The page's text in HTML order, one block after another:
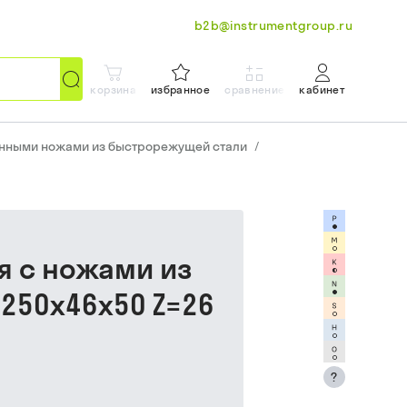
b2b@instrumentgroup.ru
корзина избранное сравнение кабинет
ножами из быстрорежущей стали /
с ножами из
Z=26
?